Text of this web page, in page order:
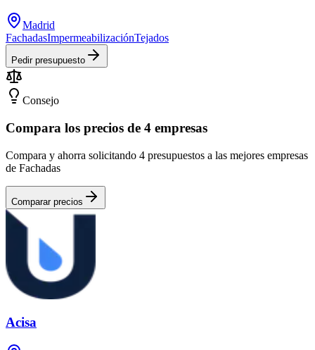
Madrid
FachadasImpermeabilizaciónTejados
Pedir presupuesto
Consejo
Compara los precios de 4 empresas
Compara y ahorra solicitando 4 presupuestos a las mejores empresas
de Fachadas
Comparar precios
Acisa